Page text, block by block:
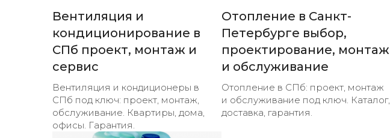
Вентиляция и
кондиционирование в
СПб проект, монтаж и
сервис
Вентиляция и кондиционеры в
СПб под ключ: проект, монтаж,
обслуживание. Квартиры, дома,
офисы. Гарантия.
Отопление в Санкт-
Петербурге выбор,
проектирование, монтаж
и обслуживание
Отопление в СПб: проект, монтаж
и обслуживание под ключ. Каталог,
доставка, гарантия.